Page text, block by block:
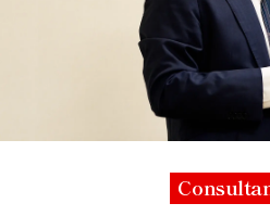
キーワードで知るMURC
テーマから見る最前線
未来をつくるプロジェクト
水素の社会実装プロジェク